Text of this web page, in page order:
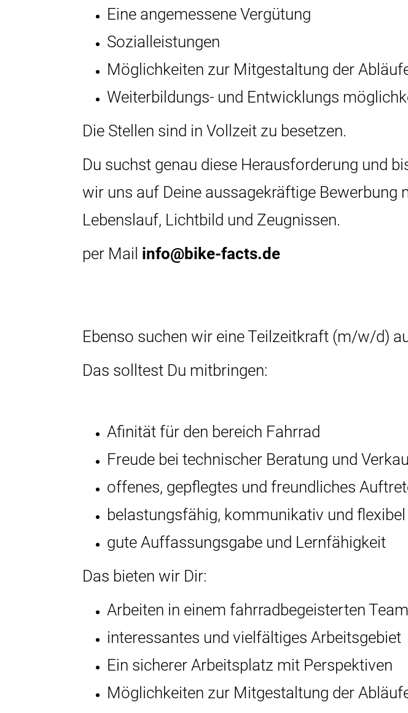
Eine angemessene Vergütung
Sozialleistungen
Möglichkeiten zur Mitgestaltung der
Weiterbildungs- und Entwicklungs
Die Stellen sind in Vollzeit zu besetzen.
Du suchst genau diese Herausforderung und
wir uns auf Deine aussagekräftige Bewerbung
Lebenslauf, Lichtbild und Zeugnissen.
per Mail info@bike-facts.de
Ebenso suchen wir eine Teilzeitkraft (m/w/d)
Das solltest Du mitbringen:
Afinität für den bereich Fahrrad
Freude bei technischer Beratung und
offenes, gepflegtes und freundliches
belastungsfähig, kommunikativ und
gute Auffassungsgabe und Lernfähigkeit
Das bieten wir Dir:
Arbeiten in einem fahrradbegeisterten Team
interessantes und vielfältiges Arbeitsgebiet
Ein sicherer Arbeitsplatz mit Perspektiven
Möglichkeiten zur Mitgestaltung der